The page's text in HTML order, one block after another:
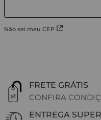
Não sei meu CEP
FRETE GRÁTIS
CONFIRA
ENTREGA